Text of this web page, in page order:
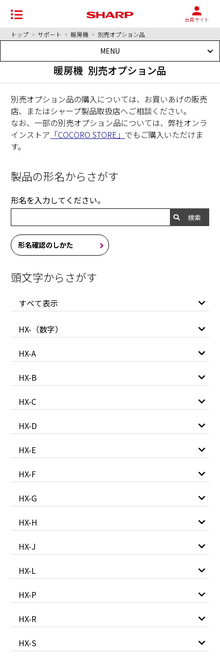
会員サイト
トップ > サポート > 暖房機 > 別売オプション品
暖房機 別売オプション品
MENU
別売オプション品の購入については、お買いあげの販売
店、またはシャープ製品取扱店へご相談ください。
なお、一部の別売オプション品については、弊社オンラ
インストア 「COCORO STORE」 でもご購入いただけま
す。
製品の形名からさがす
形名を入力してください。
検索
形名確認のしかた
頭文字からさがす
すべて表示
HX-（数字）
HX-A
HX-B
HX-C
HX-D
HX-E
HX-F
HX-G
HX-H
HX-J
HX-L
HX-P
HX-R
HX-S